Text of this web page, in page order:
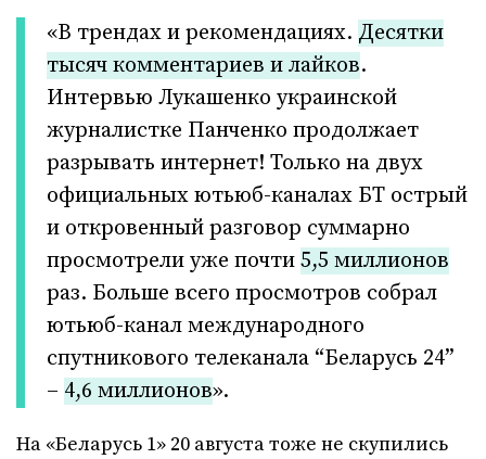
«В трендах и рекомендациях. Десятки
тысяч комментариев и лайков.
Интервью Лукашенко украинской
журналистке Панченко продолжает
разрывать интернет! Только на двух
официальных ютьюб-каналах БТ острый
и откровенный разговор суммарно
просмотрели уже почти 5,5 миллионов
раз. Больше всего просмотров собрал
ютьюб-канал международного
спутникового телеканала “Беларусь 24”
– 4,6 миллионов».
На «Беларусь 1» 20 августа тоже не скупились